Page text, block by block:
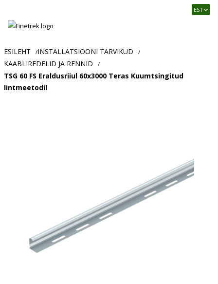
Usaldusväärne
ja
tööstusautomaatika
pood
EST
ESILEHT /INSTALLATSIOONI TARVIKUD /
KAABLIREDELID JA RENNID /
TSG 60 FS Eraldusriiul 60x3000 Teras Kuumtsingitud
lintmeetodil